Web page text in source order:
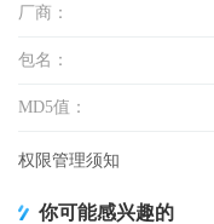
厂商：
包名：
MD5值：
权限管理须知
你可能感兴趣的